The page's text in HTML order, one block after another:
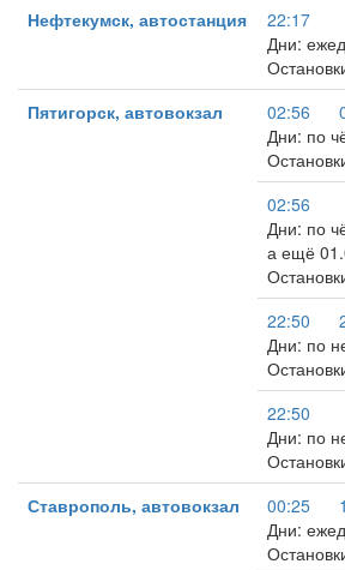
Нефтекумск, автостанция
22:17
Дни:
Пятигорск, автовокзал
02:56
Дни: по
02:56
Дни: по
а ещё
22:50
Дни: по
22:50
Дни: по
Ставрополь, автовокзал
00:25
Дни: